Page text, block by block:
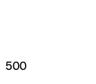
500